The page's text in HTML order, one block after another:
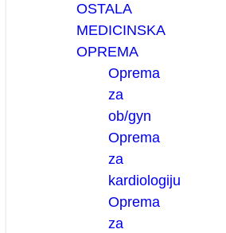
OSTALA
MEDICINSKA
OPREMA
Oprema
za
ob/gyn
Oprema
za
kardiologiju
Oprema
za